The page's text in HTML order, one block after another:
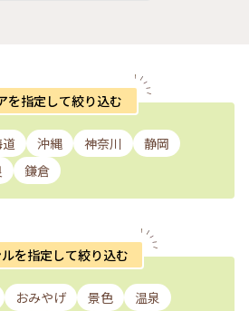
を指定して絞り込む
沖縄 神奈川
静岡
鎌倉
を指定して絞り込む
おみやげ 景色
温泉